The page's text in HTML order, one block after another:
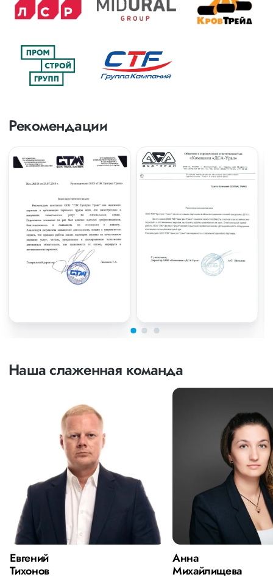
Рекомендации
Наша слаженная команда
Евгений
Тихонов
Анна
Михайлищева